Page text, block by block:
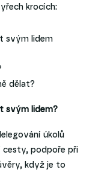
krocích:
svým lidem
dělat?
svým lidem?
úkolů
cesty, podpoře při
když je to